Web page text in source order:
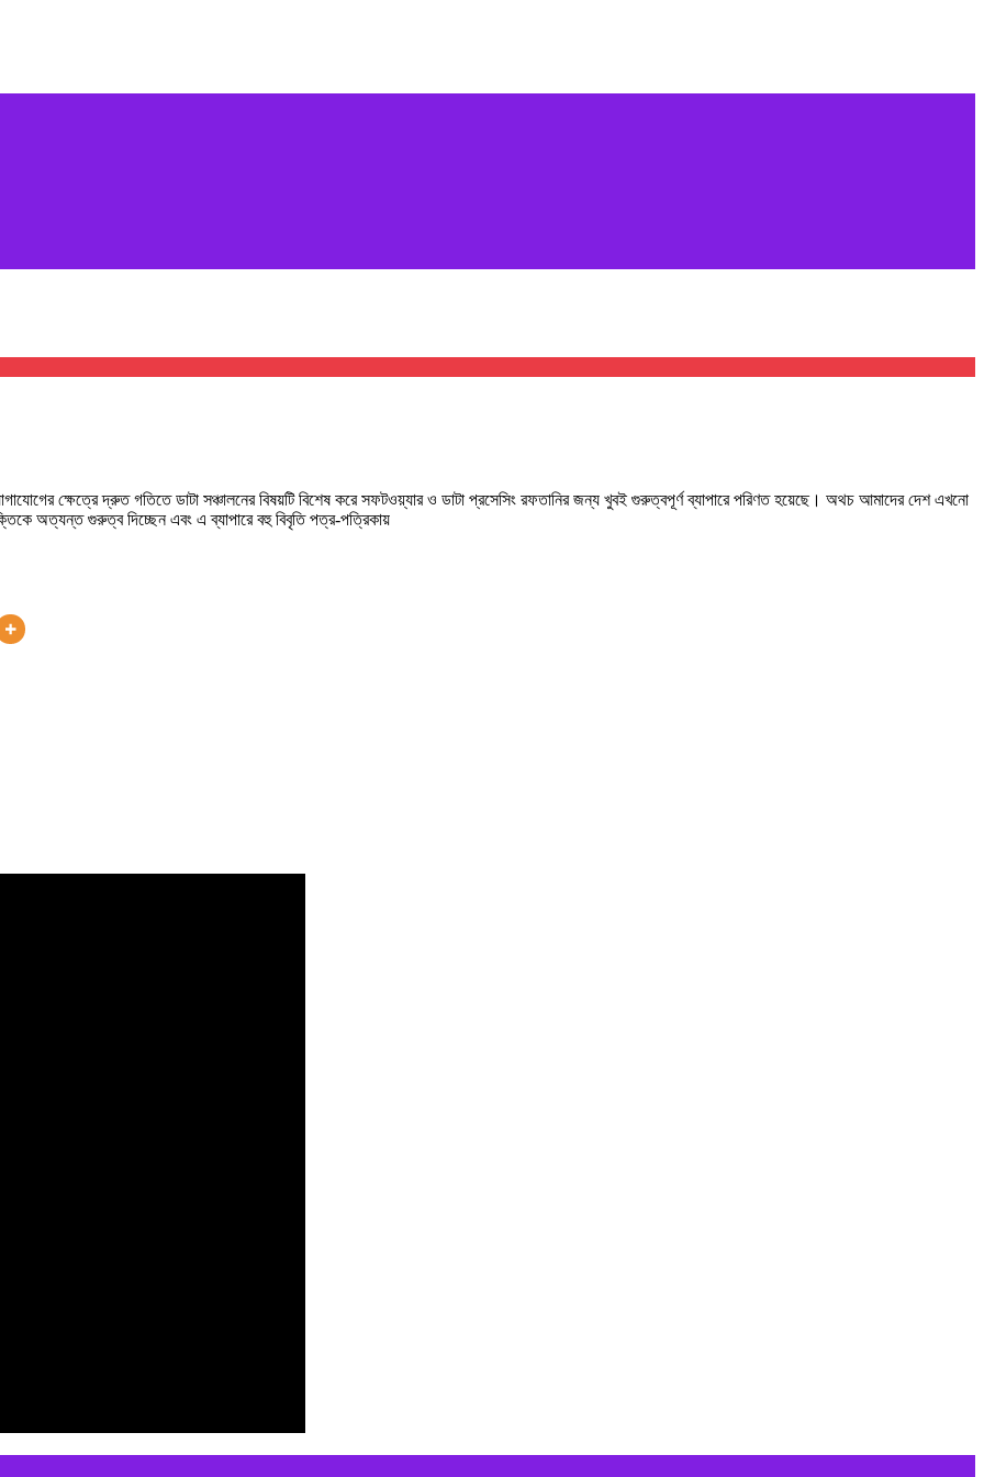
ক্ষেত্রে দ্রুত গতিতে ডাটা সঞ্চালনের বিষয়টি বিশেষ করে সফটওয়্যার ও ডাটা প্রসেসিং রফতানির জন্য খুবই গুরুত্বপূর্ণ ব্যাপারে পরিণত হয়েছে। অথচ আমাদের দেশ এখনো
অত্যন্ত গুরুত্ব দিচ্ছেন এবং এ ব্যাপারে বহু বিবৃতি পত্র-পত্রিকায়